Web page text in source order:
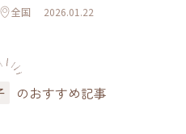
全国 2026.01.22
のおすすめ記事